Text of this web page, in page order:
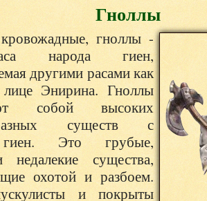
Гноллы
гноллы -
народа гиен,
другими расами как
Энирина. Гноллы
собой высоких
существ с
гиен. Это грубые,
существа,
охотой и разбоем.
и покрыты